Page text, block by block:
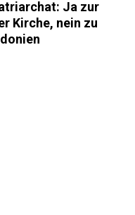
Ja zur
Kirche, nein zu